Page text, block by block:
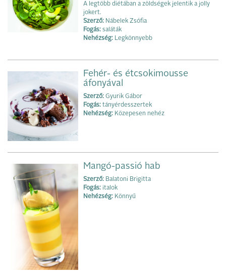
A legtöbb diétában a zöldségek jelentik a jolly
jokert.
Szerző: Nábelek Zsófia
Fogás: saláták
Nehézség: Legkönnyebb
Fehér- és étcsokimousse
áfonyával
Szerző: Gyurik Gábor
Fogás: tányérdesszertek
Nehézség: Közepesen nehéz
Mangó-passió hab
Szerző: Balatoni Brigitta
Fogás: italok
Nehézség: Könnyű